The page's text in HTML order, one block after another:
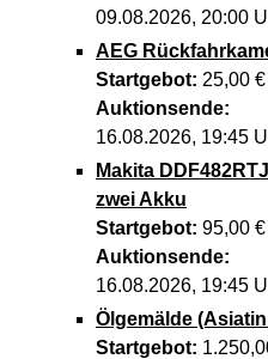
09.08.2026, 20:00
AEG
Startgebot: 25,00 €
Auktionsende:
16.08.2026, 19:45
Makita
zwei Akku
Startgebot: 95,00 €
Auktionsende:
16.08.2026, 19:45
Ölgemälde
Startgebot: